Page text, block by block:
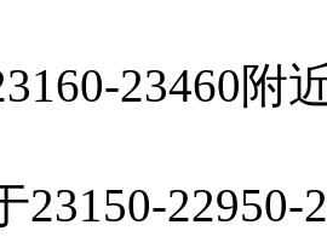
23460附
22950-